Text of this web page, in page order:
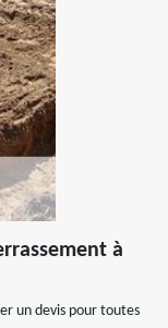
à
un devis pour toutes